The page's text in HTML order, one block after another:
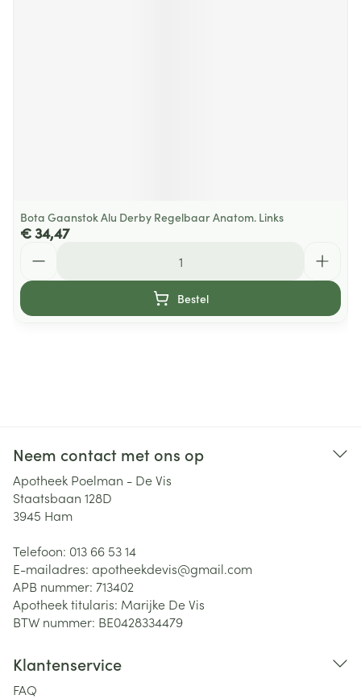
Bota Gaanstok Alu Derby Regelbaar Anatom. Links
€ 34,47
Bestel
Neem contact met ons op
Apotheek Poelman - De Vis
Staatsbaan 128D
3945 Ham
Telefoon: 013 66 53 14
E-mailadres: apotheekdevis@gmail.com
APB nummer: 713402
Apotheek titularis: Marijke De Vis
BTW nummer: BE0428334479
Klantenservice
FAQ